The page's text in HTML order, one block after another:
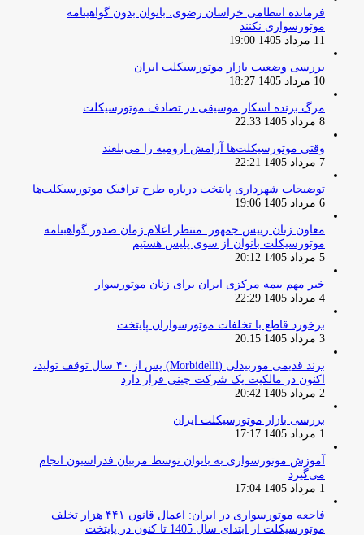
فرمانده انتظامی خراسان رضوی: بانوان بدون گواهینامه
موتورسواری نکنند
11 مرداد 1405 19:00
بررسی وضعیت بازار موتورسیکلت ایران
10 مرداد 1405 18:27
مرگ برنده اسکار موسیقی در تصادف موتورسیکلت
8 مرداد 1405 22:33
وقتی موتورسیکلت‌ها آرامش ارومیه را می‌بلعند
7 مرداد 1405 22:21
توضیحات شهرداری پایتخت درباره طرح ترافیک موتورسیکلت‌ها
6 مرداد 1405 19:06
معاون زنان رییس جمهور: منتظر اعلام زمان صدور گواهینامه
موتورسیکلت بانوان از سوی پلیس هستیم
5 مرداد 1405 20:12
خبر مهم بیمه مرکزی ایران برای زنان موتورسوار
4 مرداد 1405 22:29
برخورد قاطع با تخلفات موتورسواران پایتخت
3 مرداد 1405 20:15
برند قدیمی موربیدلی (Morbidelli) پس از ۴۰ سال توقف تولید،
اکنون در مالکیت یک شرکت چینی قرار دارد
2 مرداد 1405 20:42
بررسی بازار موتورسیکلت ایران
1 مرداد 1405 17:17
آموزش موتورسواری به بانوان توسط مربیان فدراسیون انجام
می‌گیرد
1 مرداد 1405 17:04
فاجعه موتورسواری در ایران: اعمال قانون ۴۴۱ هزار تخلف
موتورسیکلت از ابتدای سال 1405 تا کنون در پایتخت